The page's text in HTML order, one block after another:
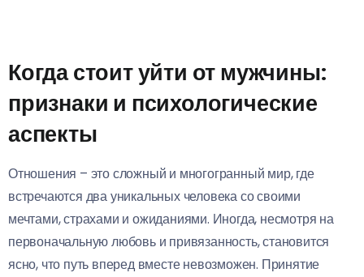
Когда стоит уйти от мужчины:
признаки и психологические
аспекты
Отношения – это сложный и многогранный мир, где
встречаются два уникальных человека со своими
мечтами, страхами и ожиданиями. Иногда, несмотря на
первоначальную любовь и привязанность, становится
ясно, что путь вперед вместе невозможен. Принятие